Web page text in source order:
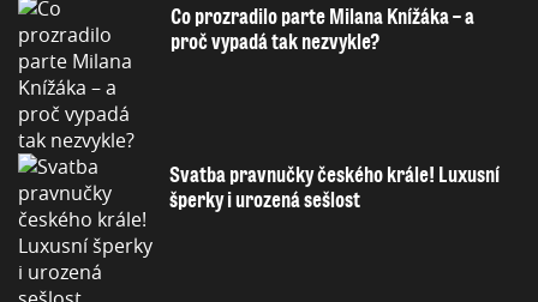
Co prozradilo parte Milana Knížáka – a
proč vypadá tak nezvykle?
Svatba pravnučky českého krále! Luxusní
šperky i urozená sešlost